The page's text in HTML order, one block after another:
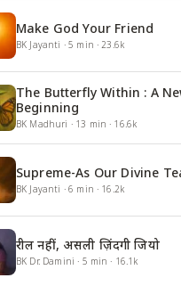
Make God Your Friend
BK Jayanti ·5 min · 23.6k
The Butterfly Within : A
Beginning
BK Madhuri · 13 min · 16.6k
Supreme-As Our Divine
BK Jayanti ·6 min · 16.2k
रील नहीं, असली ज़िंदगी जियो
BK Dr. Damini · 5 min · 16.1k